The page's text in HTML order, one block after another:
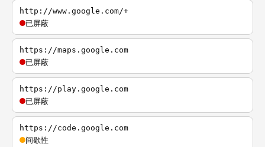
http://www.google.com/+
已屏蔽
https://maps.google.com
已屏蔽
https://play.google.com
已屏蔽
https://code.google.com
间歇性